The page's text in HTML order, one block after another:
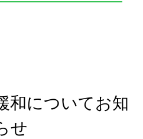
和についてお知
せ